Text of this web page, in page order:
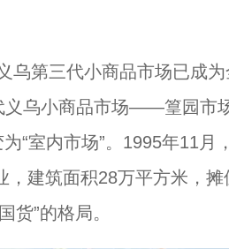
第三代小商品市场已成为
义乌小商品市场——篁园市
为“室内市场”。1995年11
，建筑面积28万平方米，
货”的格局。